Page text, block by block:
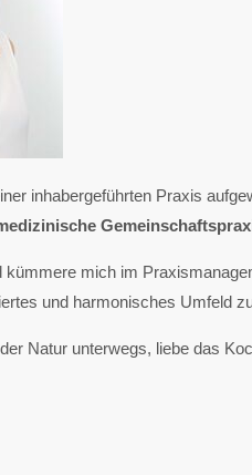
inhabergeführten Praxis
kümmere mich im
und harmonisches Umfeld
Natur unterwegs, liebe das